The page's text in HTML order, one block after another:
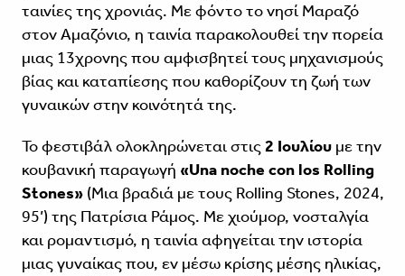
ταινίες της χρονιάς. Με φόντο το νησί Μαραζό
στον Αμαζόνιο, η ταινία παρακολουθεί την πορεία
μιας 13χρονης που αμφισβητεί τους μηχανισμούς
βίας και καταπίεσης που καθορίζουν τη ζωή των
γυναικών στην κοινότητά της.
Το φεστιβάλ ολοκληρώνεται στις 2 Ιουλίουμε την
κουβανική παραγωγή «Una noche con los Rolling
Stones»(Μια βραδιά με τους Rolling Stones, 2024,
95’) της Πατρίσια Ράμος. Με χιούμορ, νοσταλγία
και ρομαντισμό, η ταινία αφηγείται την ιστορία
μιας γυναίκας που, εν μέσω κρίσης μέσης ηλικίας,